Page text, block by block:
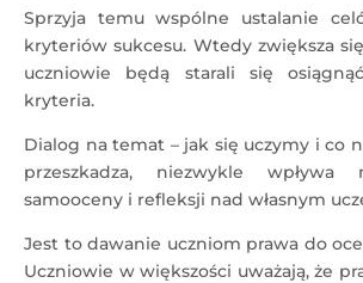
Sprzyja temu wspólne ustalanie
kryteriów sukcesu. Wtedy zwiększa
uczniowie będą starali się
kryteria.
Dialog na temat – jak się uczymy i co
przeszkadza, niezwykle wpływa
samooceny i refleksji nad własnym
Jest to dawanie uczniom prawa do
Uczniowie w większości uważają, że